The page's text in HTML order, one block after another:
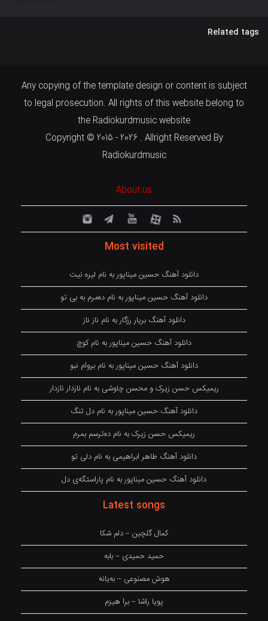
Related tags
Any copying of the template design or content is subject
to legal prosecution. All rights of this website belong to
the Radiokurdmusic website
Copyright © 2015 - 2026 . Allright Reserved By
Radiokurdmusic
About us
Most visited
دانلود آهنگ حسین میناپور به نام لیره نیت
دانلود آهنگ حسین میناپور به نام دەمرم بە بی تو
دانلود آهنگ بریار رزگار به نام ناز ناز
دانلود آهنگ حسین میناپور به نام کوچ
دانلود آهنگ حسین میناپور به نام بروام نبو
ریمیکس حسن زیرک و محسن چاوشی به نام نازدار نازدار
دانلود آهنگ حسین میناپور به نام دل تنگ
ریمیکس حسن زیرک به نام دەترسم بمرم
دانلود آهنگ طاهر ابراهیمی به نام دلی تو
دانلود آهنگ حسین میناپور به نام پاراستگەی دل
Latest songs
کمال گلچین – دلم شکا
حمید حمیدی – بابه
هوش مصنوعی – بەیانە
پویا راشا – برا هیزم